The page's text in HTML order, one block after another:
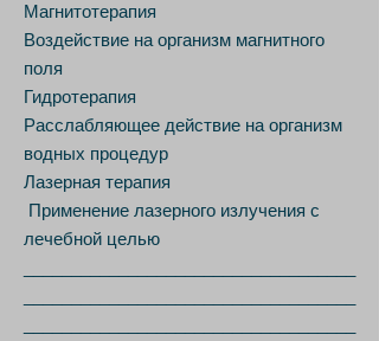
Магнитотерапия
Воздействие на организм магнитного
поля
Гидротерапия
Расслабляющее действие на организм
водных процедур
Лазерная терапия
Применение лазерного излучения с
лечебной целью